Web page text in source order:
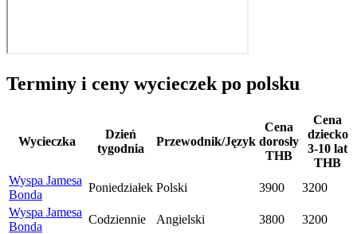
Terminy i ceny wycieczek po polsku
Wycieczka
Dzień
tygodnia
Przewodnik/Język
Cena
dorosły
THB
Cena
dziecko
3-10 lat
THB
Wyspa Jamesa
Bonda
Poniedziałek Polski 3900
3200
Wyspa Jamesa
Bonda
Codziennie Angielski 3800 3200